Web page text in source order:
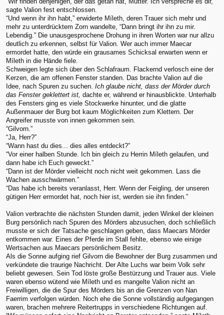
sagte Valion fest entschlossen.
“Und wenn ihr ihn habt,” erwiderte Míleth, deren Trauer sich mehr und
mehr zu unterdrücktem Zorn wandelte, “Dann bringt ihr ihn zu mir.
Lebendig.” Die unausgesprochene Drohung in ihren Worten war nur allzu
deutlich zu erkennen, selbst für Valion. Wer auch immer Maecar
ermordet hatte, den würde ein grausames Schicksal erwarten wenn er
Míleth in die Hände fiele.
Schweigen legte sich über den Schlafraum. Flackernd verlosch eine der
Kerzen, die am offenen Fenster standen. Das brachte Valion auf die
Idee, nach Spuren zu suchen. Ich glaube nicht, dass der Mörder durch
das Fenster geklettert ist, dachte er, während er hinausblickte. Unterhalb
des Fensters ging es viele Stockwerke hinunter, und die glatte
Außenmauer der Burg bot kaum Möglichkeiten zum Klettern. Der
Angreifer musste von innen gekommen sein.
“Gilvorn.”
“Ja, Herr?”
“Wann hast du dies... dies alles entdeckt?”
“Vor einer halben Stunde. Ich bin gleich zu Herrin Míleth gelaufen, und
dann habe ich Euch geweckt.”
“Dann ist der Mörder vielleicht noch nicht weit gekommen. Lass die
Wachen ausschwärmen.”
“Das habe ich bereits veranlasst, Herr. Wenn der Feigling, der unseren
gütigen Herr ermordet hat, noch hier ist, werden sie ihn finden.”
Valion verbrachte die nächsten Stunden damit, jeden Winkel der kleinen
Burg persönlich nach Spuren des Mörders abzusuchen, doch schließlich
musste er sich der Tatsache geschlagen geben, dass Maecars Mörder
entkommen war. Eines der Pferde im Stall fehlte, ebenso wie einige
Wertsachen aus Maecars persönlichem Besitz.
Als die Sonne aufging rief Gilvorn die Bewohner der Burg zusammen und
verkündete die traurige Nachricht. Der Alte Luchs war beim Volk sehr
beliebt gewesen. Sein Tod löste große Bestürzung und Trauer aus. Viele
waren ebenso wütend wie Míleth und es mangelte Valion nicht an
Freiwilligen, die die Spur des Mörders bis an die Grenzen von Nan
Faerrim verfolgen würden. Noch ehe die Sonne vollständig aufgegangen
waren, brachen mehrere Reitertrupps in verschiedene Richtungen auf.